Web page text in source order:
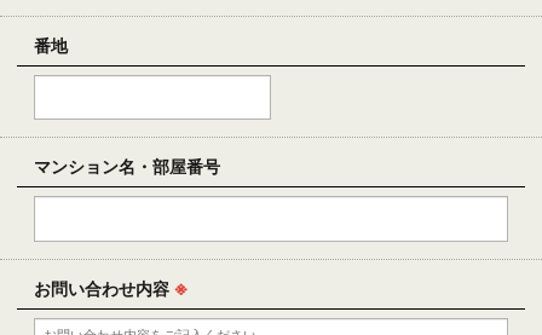
番地
マンション名・部屋番号
お問い合わせ内容 ※